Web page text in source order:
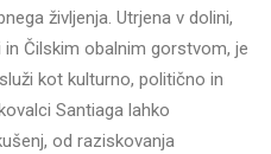
življenja. Utrjena v dolini,
Čilskim obalnim gorstvom, je
kot kulturno, politično in
Santiaga lahko
od raziskovanja